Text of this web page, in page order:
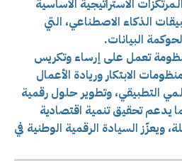
الاستراتيجية الأساسية
الذكاء الاصطناعي، التي
البيانات.
تعمل على إرساء وتكريس
الابتكار وريادة الأعمال
التطبيقي، وتطوير حلول رقمية
يدعم تحقيق تنمية اقتصادية
ويعزّز السيادة الرقمية الوطنية في